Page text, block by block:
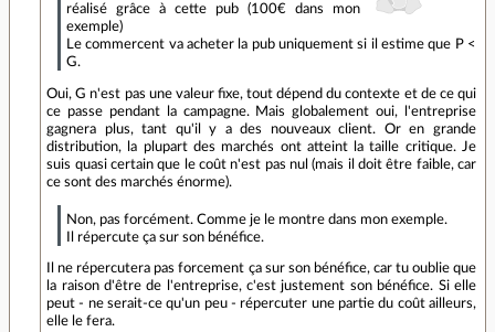
réalisé grâce à cette pub (100€ dans mon
exemple)
Le commercent va acheter la pub uniquement si il estime que P <
G.
Oui, G n'est pas une valeur fixe, tout dépend du contexte et de ce qui
ce passe pendant la campagne. Mais globalement oui, l'entreprise
gagnera plus, tant qu'il y a des nouveaux client. Or en grande
distribution, la plupart des marchés ont atteint la taille critique. Je
suis quasi certain que le coût n'est pas nul (mais il doit être faible, car
ce sont des marchés énorme).
Non, pas forcément. Comme je le montre dans mon exemple.
Il répercute ça sur son bénéfice.
Il ne répercutera pas forcement ça sur son bénéfice, car tu oublie que
la raison d'être de l'entreprise, c'est justement son bénéfice. Si elle
peut - ne serait-ce qu'un peu - répercuter une partie du coût ailleurs,
elle le fera.